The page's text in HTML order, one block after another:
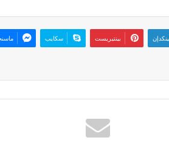
بينتيريست سكايب